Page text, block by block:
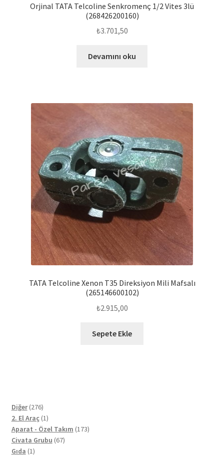
Orjinal TATA Telcoline Senkromenç 1/2 Vites 3lü
(268426200160)
₺3.701,50
Devamını oku
TATA Telcoline Xenon T35 Direksiyon Mili Mafsalı
(265146600102)
₺2.915,00
Sepete Ekle
Diğer 276276
ürün
2. El Araç 11
ürün
Aparat - Özel Takım 173173
Civata Grubu 6767
Gıda 11